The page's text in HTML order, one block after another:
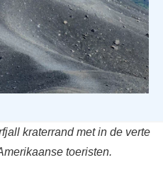
kraterrand met in de verte
toeristen.